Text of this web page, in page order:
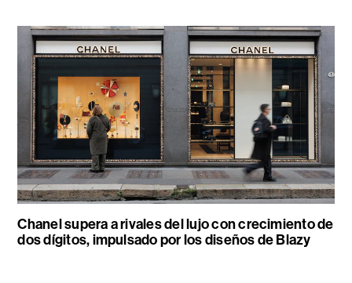
Chanel supera a rivales del lujo con crecimiento de
dos dígitos, impulsado por los diseños de Blazy